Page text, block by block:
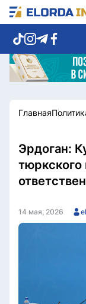
Новости столицы
Спорт
Разное
Видео
Послание
Главная
Эрдоган:
14 мая, 2026